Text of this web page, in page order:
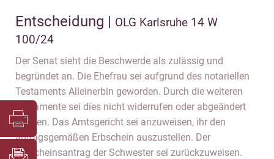
Entscheidung | OLG Karlsruhe 14 W
100/24
Der Senat sieht die Beschwerde als zulässig und
begründet an. Die Ehefrau sei aufgrund des notariellen
Testaments Alleinerbin geworden. Durch die weiteren
Testamente sei dies nicht widerrufen oder abgeändert
worden. Das Amtsgericht sei anzuweisen, ihr den
antragsgemäßen Erbschein auszustellen. Der
Erbscheinsantrag der Schwester sei zurückzuweisen.